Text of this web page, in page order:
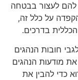
לעצור בבטחה
על כלל זה,
בדרכים.
חובות הנהגים
מודעות הנהגים
כדי להבין את